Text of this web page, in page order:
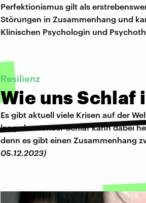
Perfektionismus gilt als
Störungen in Zusammenhang und
Klinischen Psychologin und
Resilienz
Wie uns
Es gibt aktuell viele Krisen auf der
lange her. Unser Schlaf kann dabei
denn es gibt einen Zusammenhang
05.12.2023)